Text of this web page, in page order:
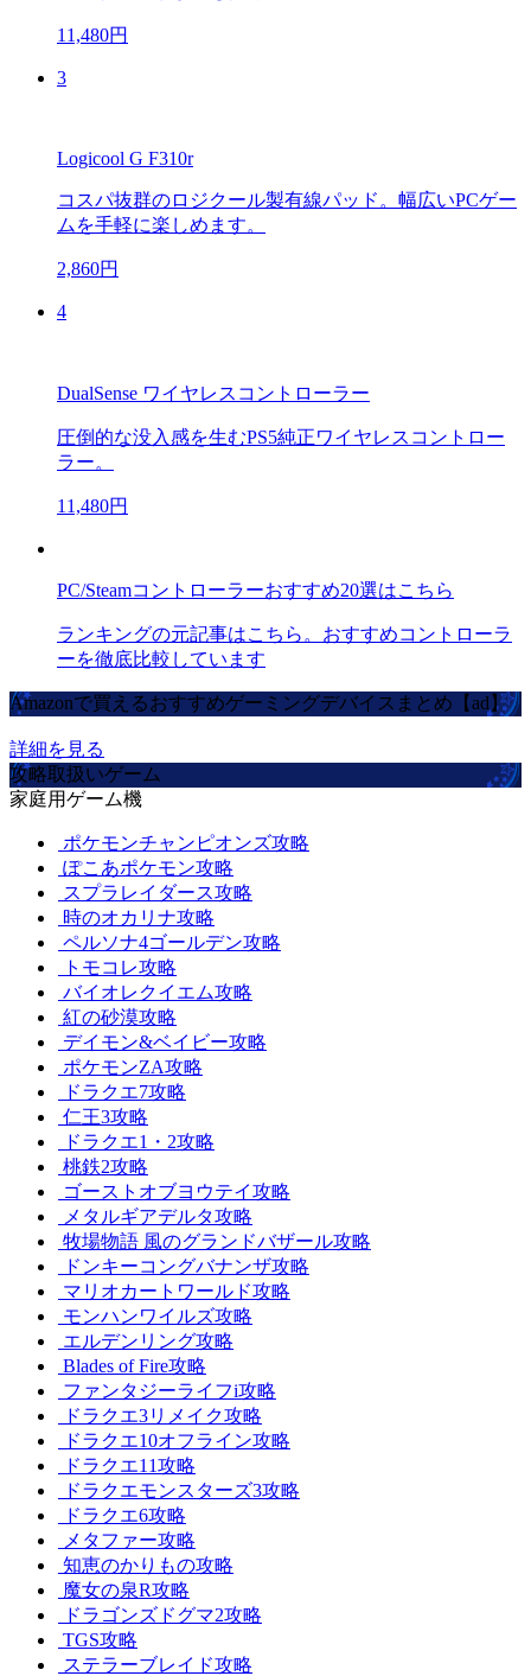
11,480円
3
Logicool G F310r
コスパ抜群のロジクール製有線パッド。幅広いPCゲー
ムを手軽に楽しめます。
2,860円
4
DualSense ワイヤレスコントローラー
圧倒的な没入感を生むPS5純正ワイヤレスコントロー
ラー。
11,480円
PC/Steamコントローラーおすすめ20選はこちら
ランキングの元記事はこちら。おすすめコントローラ
ーを徹底比較しています
Amazonで買えるおすすめゲーミングデバイスまとめ【ad】
詳細を見る
攻略取扱いゲーム
家庭用ゲーム機
ポケモンチャンピオンズ攻略
ぽこあポケモン攻略
スプラレイダース攻略
時のオカリナ攻略
ペルソナ4ゴールデン攻略
トモコレ攻略
バイオレクイエム攻略
紅の砂漠攻略
デイモン&ベイビー攻略
ポケモンZA攻略
ドラクエ7攻略
仁王3攻略
ドラクエ1・2攻略
桃鉄2攻略
ゴーストオブヨウテイ攻略
メタルギアデルタ攻略
牧場物語 風のグランドバザール攻略
ドンキーコングバナンザ攻略
マリオカートワールド攻略
モンハンワイルズ攻略
エルデンリング攻略
Blades of Fire攻略
ファンタジーライフi攻略
ドラクエ3リメイク攻略
ドラクエ10オフライン攻略
ドラクエ11攻略
ドラクエモンスターズ3攻略
ドラクエ6攻略
メタファー攻略
知恵のかりもの攻略
魔女の泉R攻略
ドラゴンズドグマ2攻略
TGS攻略
ステラーブレイド攻略